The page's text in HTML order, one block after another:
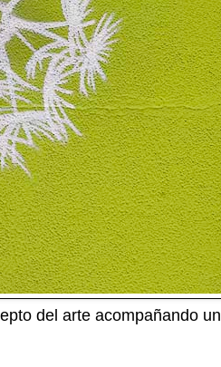
del arte acompañando un